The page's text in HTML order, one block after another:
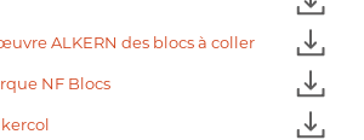
ALKERN des blocs à coller
NF Blocs